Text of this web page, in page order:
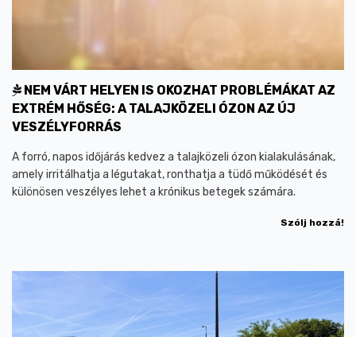
NEM VÁRT HELYEN IS OKOZHAT PROBLÉMÁKAT AZ
EXTRÉM HŐSÉG: A TALAJKÖZELI ÓZON AZ ÚJ
VESZÉLYFORRÁS
A forró, napos időjárás kedvez a talajközeli ózon kialakulásának,
amely irritálhatja a légutakat, ronthatja a tüdő működését és
különösen veszélyes lehet a krónikus betegek számára.
Szólj hozzá!